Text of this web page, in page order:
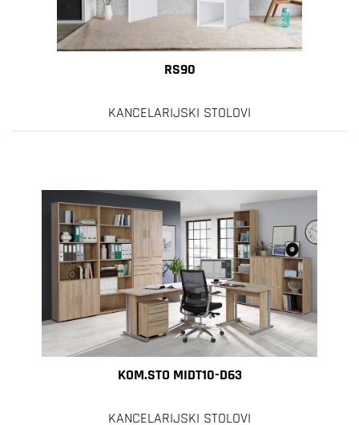
RS90
KANCELARIJSKI STOLOVI
KOM.STO MIDT10-D63
KANCELARIJSKI STOLOVI